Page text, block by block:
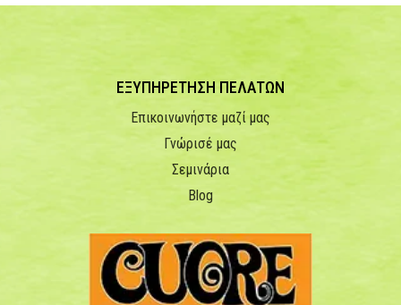
ΕΞΥΠΗΡΕΤΗΣΗ ΠΕΛΑΤΩΝ
Επικοινωνήστε μαζί μας
Γνώρισέ μας
Σεμινάρια
Blog